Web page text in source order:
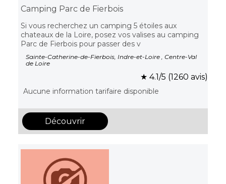
Camping Parc de Fierbois
Si vous recherchez un camping 5 étoiles aux
chateaux de la Loire, posez vos valises au camping
Parc de Fierbois pour passer des v
Sainte-Catherine-de-Fierbois, Indre-et-Loire , Centre-Val
de Loire
★ 4.1/5 (1260 avis)
Aucune information tarifaire disponible
Découvrir